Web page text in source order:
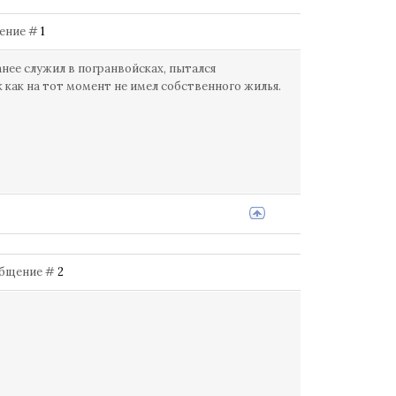
#1
служил в погранвойсках, пытался
на тот момент не имел собственного жилья.
#2